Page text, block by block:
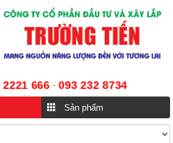
2221 666 - 093 232 8734
Sản phẩm